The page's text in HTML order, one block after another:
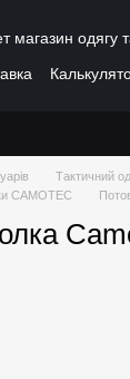
магазин одягу
Тактичний
CAMOTEC